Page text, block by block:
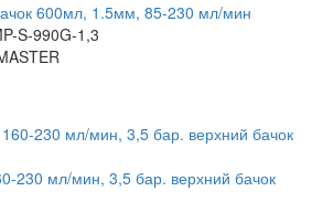
600мл, 1.5мм, 85-230 мл/мин
S-990G-1,3
230 мл/мин, 3,5 бар. верхний бачок